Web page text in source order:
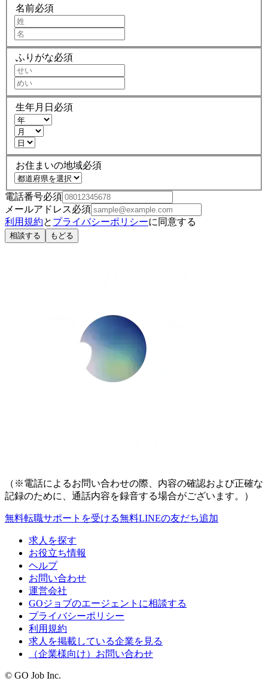
名前必須
ふりがな必須
生年月日 必須
お住まいの地域必須
電話番号必須
メールアドレス必須
利用規約と プライバシーポリシーに同意する
相談する もどる
（※電話によるお問い合わせの際、内容の確認および正確な
記録のために、通話内容を録音する場合がございます。）
無料転職サポートを受ける無料LINEの友だち追加
求人を探す
お役立ち情報
ヘルプ
お問い合わせ
運営会社
GOジョブのエージェントに相談する
プライバシーポリシー
利用規約
求人を掲載している企業を見る
（企業様向け）お問い合わせ
© GO Job Inc.